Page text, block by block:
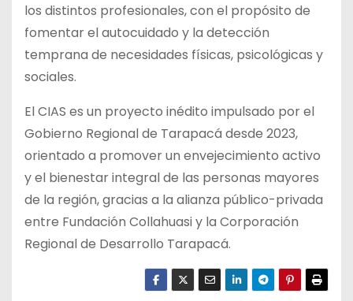
los distintos profesionales, con el propósito de
fomentar el autocuidado y la detección
temprana de necesidades físicas, psicológicas y
sociales.
El CIAS es un proyecto inédito impulsado por el
Gobierno Regional de Tarapacá desde 2023,
orientado a promover un envejecimiento activo
y el bienestar integral de las personas mayores
de la región, gracias a la alianza público-privada
entre Fundación Collahuasi y la Corporación
Regional de Desarrollo Tarapacá.